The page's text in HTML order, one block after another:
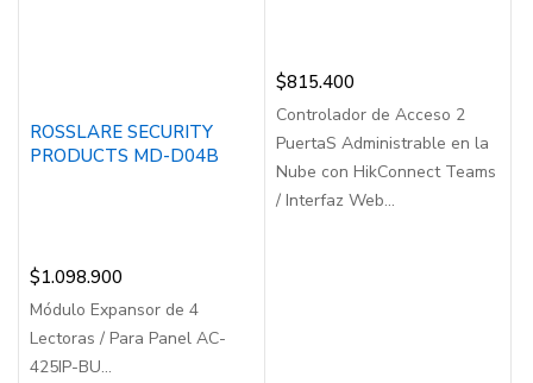
ROSSLARE SECURITY
PRODUCTS MD-D04B
$1.098.900
Módulo Expansor de 4
Lectoras / Para Panel AC-
425IP-BU...
$815.400
Controlador de Acceso 2
PuertaS Administrable en la
Nube con HikConnect Teams
/ Interfaz Web...